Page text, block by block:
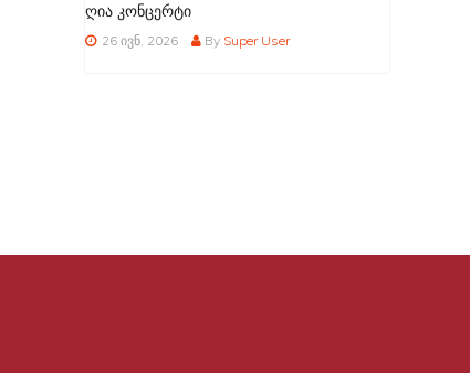
ღია კონცერტი
26 ივნ, 2026 By Super User